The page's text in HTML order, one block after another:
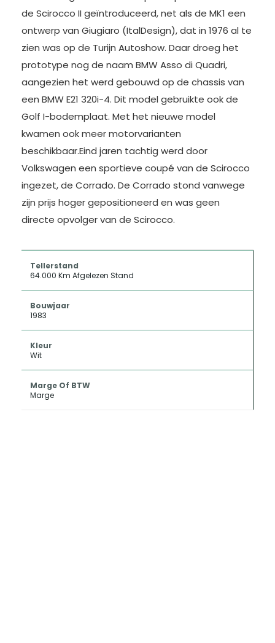
de Scirocco II geïntroduceerd, net als de MK1 een
ontwerp van Giugiaro (ItalDesign), dat in 1976 al te
zien was op de Turijn Autoshow. Daar droeg het
prototype nog de naam BMW Asso di Quadri,
aangezien het werd gebouwd op de chassis van
een BMW E21 320i-4. Dit model gebruikte ook de
Golf I-bodemplaat. Met het nieuwe model
kwamen ook meer motorvarianten
beschikbaar.Eind jaren tachtig werd door
Volkswagen een sportieve coupé van de Scirocco
ingezet, de Corrado. De Corrado stond vanwege
zijn prijs hoger gepositioneerd en was geen
directe opvolger van de Scirocco.
Tellerstand
64.000 Km Afgelezen Stand
Bouwjaar
1983
Kleur
Wit
Marge Of BTW
Marge